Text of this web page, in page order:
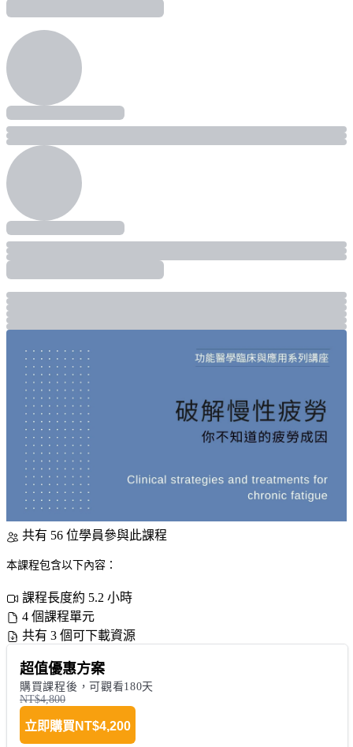
共有 56 位學員參與此課程
本課程包含以下內容：
課程長度約 5.2 小時
4 個課程單元
共有 3 個可下載資源
超值優惠方案
購買課程後，可觀看180天
NT$4,800
立即購買 NT$4,200